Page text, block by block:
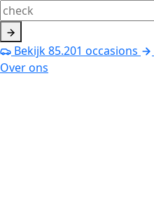
Bekijk85.201 occasions
Over ons